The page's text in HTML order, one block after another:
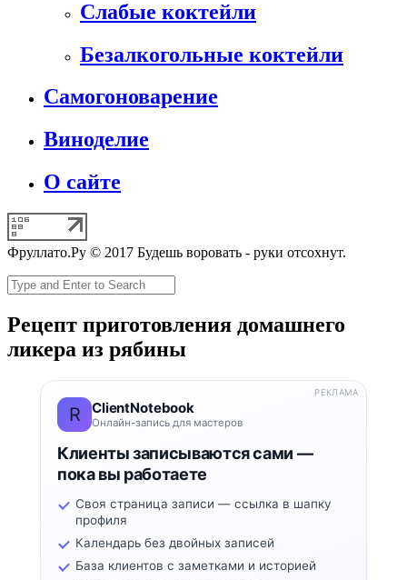
Слабые коктейли
Безалкогольные коктейли
Самогоноварение
Виноделие
О сайте
Фруллато.Ру © 2017 Будешь воровать - руки отсохнут.
Рецепт приготовления домашнего
ликера из рябины
R ClientNotebook
Онлайн-запись для мастеров
Клиенты записываются сами —
пока вы работаете
Своя страница записи — ссылка в шапку
профиля
Календарь без двойных записей
База клиентов с заметками и историей
РЕКЛАМА